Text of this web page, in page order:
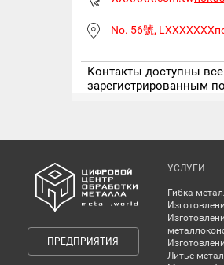
No. 56號, LXXXXXXX
Контакты доступны
зарегистрированным
ПРЕДПРИЯТИЯ
УСЛУГИ
Гибка
Литье